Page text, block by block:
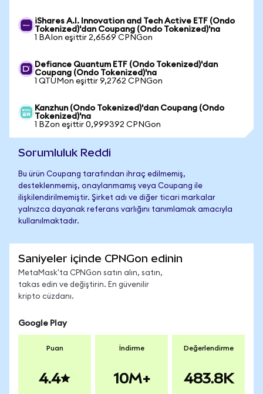
iShares A.I. Innovation and Tech Active ETF (Ondo
Tokenized)'dan Coupang (Ondo Tokenized)'na
1 BAIon eşittir 2,6569 CPNGon
Defiance Quantum ETF (Ondo Tokenized)'dan
Coupang (Ondo Tokenized)'na
1 QTUMon eşittir 9,2762 CPNGon
Kanzhun (Ondo Tokenized)'dan Coupang (Ondo
Tokenized)'na
1 BZon eşittir 0,999392 CPNGon
Sorumluluk Reddi
Bu ürün Coupang tarafından ihraç edilmemiş,
desteklenmemiş, onaylanmamış veya Coupang ile
ilişkilendirilmemiştir. Şirket adı ve diğer ticari markalar
yalnızca dayanak referans varlığını tanımlamak amacıyla
kullanılmaktadır.
Saniyeler içinde CPNGon edinin
MetaMask'ta CPNGon satın alın, satın,
takas edin ve değiştirin. En güvenilir
kripto cüzdanı.
Google Play
Puan
4.4
İndirme
10M+
Değerlendirme
483.8K